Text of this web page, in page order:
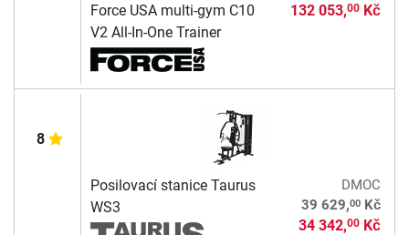
Force USA multi-gym C10
V2 All-In-One Trainer
132 053,00Kč
8
Posilovací stanice Taurus
WS3
DMOC
39 629,00Kč
34 342,00Kč